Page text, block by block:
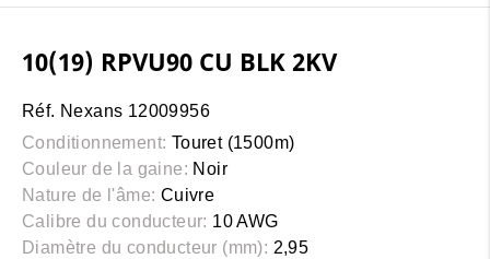
10(19) RPVU90 CU BLK 2KV
Réf. Nexans 12009956
Conditionnement: Touret (1500m)
Couleur de la gaine: Noir
Nature de l'âme: Cuivre
Calibre du conducteur: 10 AWG
Diamètre du conducteur (mm): 2,95